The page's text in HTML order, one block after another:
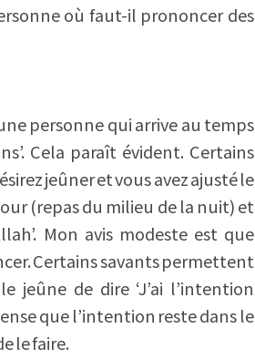
où faut-il prononcer des
personne qui arrive au temps
Cela paraît évident. Certains
jeûner et vous avez ajusté le
(repas du milieu de la nuit) et
Mon avis modeste est que
Certains savants permettent
jeûne de dire ‘J’ai l’intention
que l’intention reste dans le
le faire.